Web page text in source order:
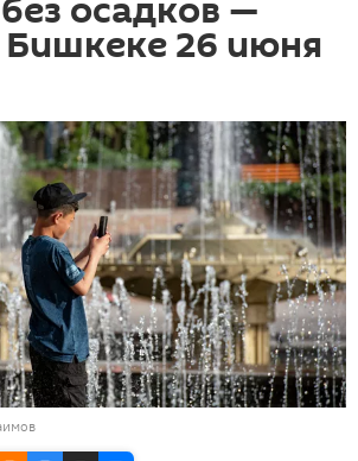
осадков —
Бишкеке 26 июня